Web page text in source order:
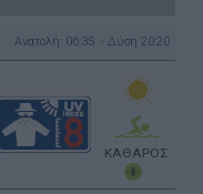
Ανατολή: 06:35 - Δύση 20:20
ΚΑΘΑΡΟΣ